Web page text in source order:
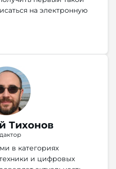
на электронную
Тихонов
в категориях
и цифровых